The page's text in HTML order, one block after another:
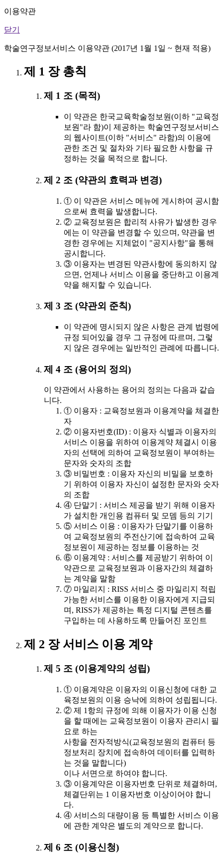
이용약관
닫기
학술연구정보서비스 이용약관 (2017년 1월 1일 ~ 현재 적용)
제 1 장 총칙
제 1 조 (목적)
이 약관은 한국교육학술정보원(이하 "교육정
보원"라 함)이 제공하는 학술연구정보서비스
의 웹사이트(이하 "서비스" 라함)의 이용에
관한 조건 및 절차와 기타 필요한 사항을 규
정하는 것을 목적으로 합니다.
제 2 조 (약관의 효력과 변경)
① 이 약관은 서비스 메뉴에 게시하여 공시함
으로써 효력을 발생합니다.
② 교육정보원은 합리적 사유가 발생한 경우
에는 이 약관을 변경할 수 있으며, 약관을 변
경한 경우에는 지체없이 "공지사항"을 통해
공시합니다.
③ 이용자는 변경된 약관사항에 동의하지 않
으면, 언제나 서비스 이용을 중단하고 이용계
약을 해지할 수 있습니다.
제 3 조 (약관외 준칙)
이 약관에 명시되지 않은 사항은 관계 법령에
규정 되어있을 경우 그 규정에 따르며, 그렇
지 않은 경우에는 일반적인 관례에 따릅니다.
제 4 조 (용어의 정의)
이 약관에서 사용하는 용어의 정의는 다음과 같습
니다.
① 이용자 : 교육정보원과 이용계약을 체결한
자
② 이용자번호(ID) : 이용자 식별과 이용자의
서비스 이용을 위하여 이용계약 체결시 이용
자의 선택에 의하여 교육정보원이 부여하는
문자와 숫자의 조합
③ 비밀번호 : 이용자 자신의 비밀을 보호하
기 위하여 이용자 자신이 설정한 문자와 숫자
의 조합
④ 단말기 : 서비스 제공을 받기 위해 이용자
가 설치한 개인용 컴퓨터 및 모뎀 등의 기기
⑤ 서비스 이용 : 이용자가 단말기를 이용하
여 교육정보원의 주전산기에 접속하여 교육
정보원이 제공하는 정보를 이용하는 것
⑥ 이용계약 : 서비스를 제공받기 위하여 이
약관으로 교육정보원과 이용자간의 체결하
는 계약을 말함
⑦ 마일리지 : RISS 서비스 중 마일리지 적립
가능한 서비스를 이용한 이용자에게 지급되
며, RISS가 제공하는 특정 디지털 콘텐츠를
구입하는 데 사용하도록 만들어진 포인트
제 2 장 서비스 이용 계약
제 5 조 (이용계약의 성립)
① 이용계약은 이용자의 이용신청에 대한 교
육정보원의 이용 승낙에 의하여 성립됩니다.
② 제 1항의 규정에 의해 이용자가 이용 신청
을 할 때에는 교육정보원이 이용자 관리시 필
요로 하는
사항을 전자적방식(교육정보원의 컴퓨터 등
정보처리 장치에 접속하여 데이터를 입력하
는 것을 말합니다)
이나 서면으로 하여야 합니다.
③ 이용계약은 이용자번호 단위로 체결하며,
체결단위는 1 이용자번호 이상이어야 합니
다.
④ 서비스의 대량이용 등 특별한 서비스 이용
에 관한 계약은 별도의 계약으로 합니다.
제 6 조 (이용신청)